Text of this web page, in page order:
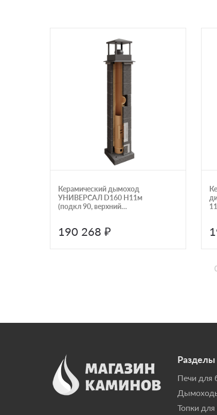
Керамический дымоход
УНИВЕРСАЛ D160 H11м
(подкл 90, верхний
190 268 ₽
Разделы
Печи для
Топки